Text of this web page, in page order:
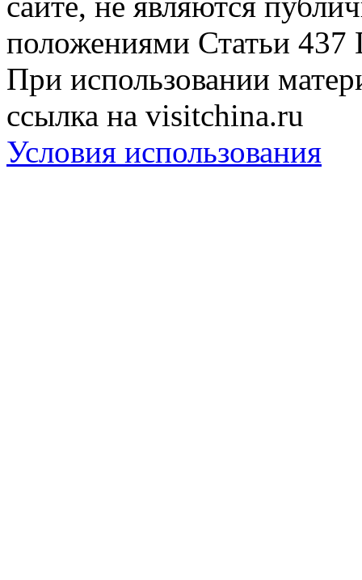
положениями Статьи 437
При использовании
ссылка на visitchina.ru
Условия использования